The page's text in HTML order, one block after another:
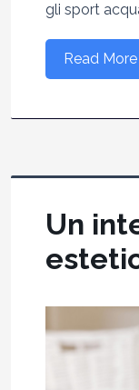
gli sport
Read More
Un